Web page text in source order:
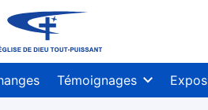
Témoignages